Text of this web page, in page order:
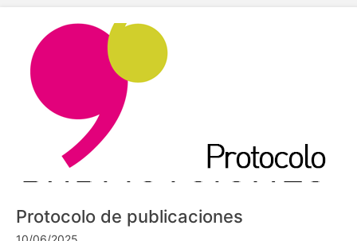
Protocolo de publicaciones